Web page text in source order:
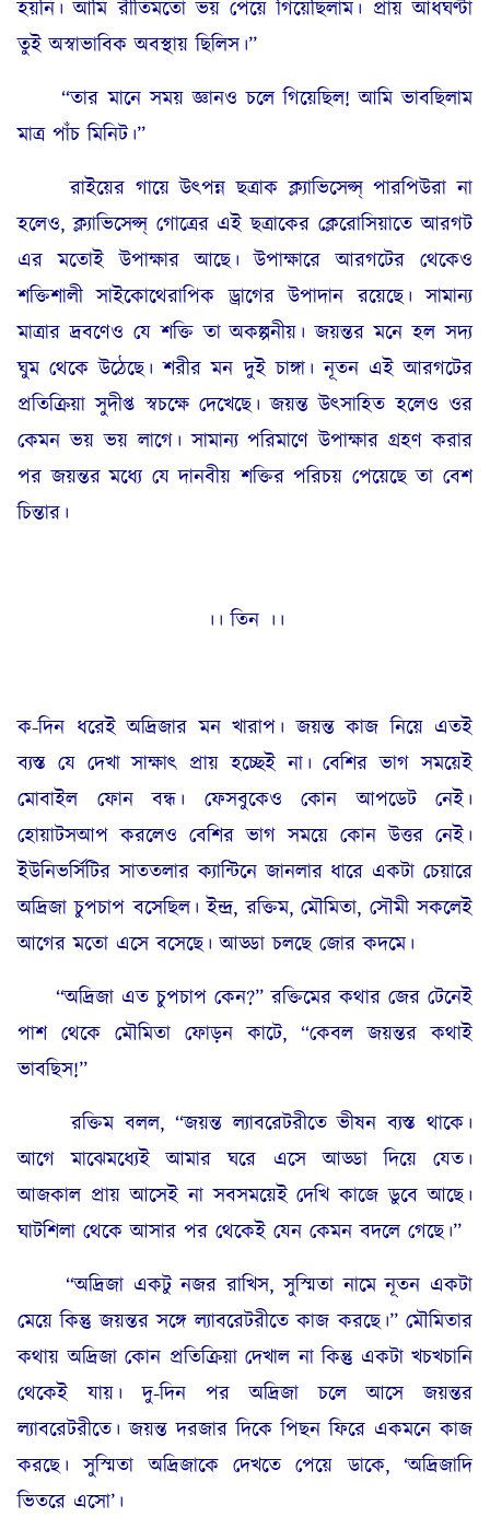
হয়নি। আমি রীতিমতো ভয় পেয়ে গিয়েছিলাম। প্রায় আধঘণ্টা
তুই অস্বাভাবিক অবস্থায় ছিলিস।”
“তার মানে সময় জ্ঞানও চলে গিয়েছিল! আমি ভাবছিলাম
মাত্র পাঁচ মিনিট।”
রাইয়ের গায়ে উৎপন্ন ছত্রাক ক্ল্যাভিসেপ্স্ পারপিউরা না
হলেও, ক্ল্যাভিসেপ্স্ গোত্রের এই ছত্রাকের ক্লেরোসিয়াতে আরগট
এর মতোই উপাক্ষার আছে। উপাক্ষারে আরগটের থেকেও
শক্তিশালী সাইকোথেরাপিক ড্রাগের উপাদান রয়েছে। সামান্য
মাত্রার দ্রবণেও যে শক্তি তা অকল্পনীয়। জয়ন্তর মনে হল সদ্য
ঘুম থেকে উঠেছে। শরীর মন দুই চাঙ্গা। নূতন এই আরগটের
প্রতিক্রিয়া সুদীপ্ত স্বচক্ষে দেখেছে। জয়ন্ত উৎসাহিত হলেও ওর
কেমন ভয় ভয় লাগে। সামান্য পরিমাণে উপাক্ষার গ্রহণ করার
পর জয়ন্তর মধ্যে যে দানবীয় শক্তির পরিচয় পেয়েছে তা বেশ
চিন্তার।
।। তিন ।।
ক-দিন ধরেই অদ্রিজার মন খারাপ। জয়ন্ত কাজ নিয়ে এতই
ব্যস্ত যে দেখা সাক্ষাৎ প্রায় হচ্ছেই না। বেশির ভাগ সময়েই
মোবাইল ফোন বন্ধ। ফেসবুকেও কোন আপডেট নেই।
হোয়াটসআপ করলেও বেশির ভাগ সময়ে কোন উত্তর নেই।
ইউনিভর্সিটির সাততলার ক্যান্টিনে জানলার ধারে একটা চেয়ারে
অদ্রিজা চুপচাপ বসেছিল। ইন্দ্র, রক্তিম, মৌমিতা, সৌমী সকলেই
আগের মতো এসে বসেছে। আড্ডা চলছে জোর কদমে।
“অদ্রিজা এত চুপচাপ কেন?” রক্তিমের কথার জের টেনেই
পাশ থেকে মৌমিতা ফোড়ন কাটে, “কেবল জয়ন্তর কথাই
ভাবছিস!”
রক্তিম বলল, “জয়ন্ত ল্যাবরেটরীতে ভীষন ব্যস্ত থাকে।
আগে মাঝেমধ্যেই আমার ঘরে এসে আড্ডা দিয়ে যেত।
আজকাল প্রায় আসেই না সবসময়েই দেখি কাজে ডুবে আছে।
ঘাটশিলা থেকে আসার পর থেকেই যেন কেমন বদলে গেছে।”
“অদ্রিজা একটু নজর রাখিস, সুস্মিতা নামে নূতন একটা
মেয়ে কিন্তু জয়ন্তর সঙ্গে ল্যাবরেটরীতে কাজ করছে।” মৌমিতার
কথায় অদ্রিজা কোন প্রতিক্রিয়া দেখাল না কিন্তু একটা খচখচানি
থেকেই যায়। দু-দিন পর অদ্রিজা চলে আসে জয়ন্তর
ল্যাবরেটরীতে। জয়ন্ত দরজার দিকে পিছন ফিরে একমনে কাজ
করছে। সুস্মিতা অদ্রিজাকে দেখতে পেয়ে ডাকে, ‘অদ্রিজাদি
ভিতরে এসো’।